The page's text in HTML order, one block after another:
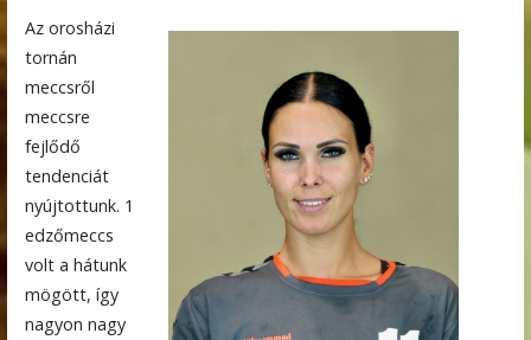
Az orosházi
tornán
meccsről
meccsre
fejlődő
tendenciát
nyújtottunk. 1
edzőmeccs
volt a hátunk
mögött, így
nagyon nagy